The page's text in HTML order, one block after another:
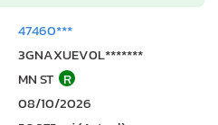
47460***
3GNAXUEV0L*******
MN ST R
08/10/2026